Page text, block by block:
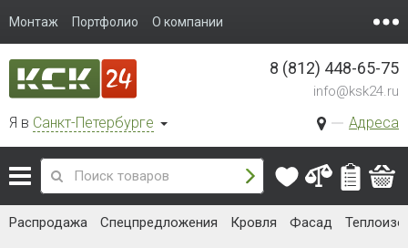
Монтаж Портфолио О компании
Я в Санкт-Петербурге Адреса
8 (812) 448-65-75
info@ksk24.ru
Распродажа Спецпредложения Кровля Фасад